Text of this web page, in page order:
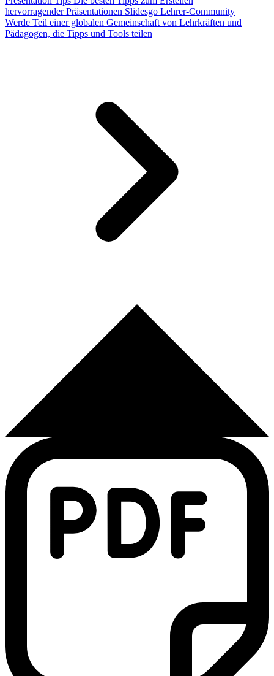
hervorragender Präsentationen Slidesgo Lehrer-Community
Werde Teil einer globalen Gemeinschaft von Lehrkräften und
Pädagogen, die Tipps und Tools teilen